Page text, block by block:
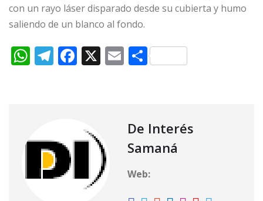
con un rayo láser disparado desde su cubierta y humo
saliendo de un blanco al fondo.
W
p
p
T
m
F
b
o
k
X E C
ar
ti
r
De Interés
Samaná
Web: